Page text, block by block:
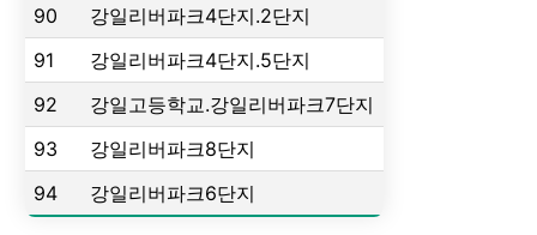
90
강일리버파크4단지.2단지
91
강일리버파크4단지.5단지
92
강일고등학교.강일리버파크7단지
93
강일리버파크8단지
94
강일리버파크6단지